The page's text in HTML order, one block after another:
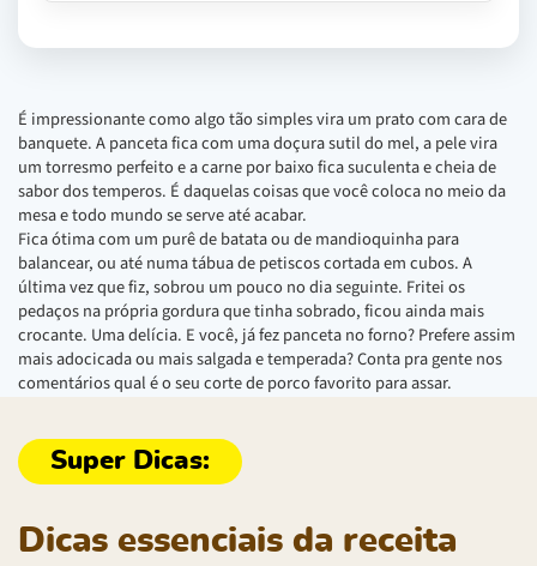
É impressionante como algo tão simples vira um prato com cara de
banquete. A panceta fica com uma doçura sutil do mel, a pele vira
um torresmo perfeito e a carne por baixo fica suculenta e cheia de
sabor dos temperos. É daquelas coisas que você coloca no meio da
mesa e todo mundo se serve até acabar.
Fica ótima com um purê de batata ou de mandioquinha para
balancear, ou até numa tábua de petiscos cortada em cubos. A
última vez que fiz, sobrou um pouco no dia seguinte. Fritei os
pedaços na própria gordura que tinha sobrado, ficou ainda mais
crocante. Uma delícia. E você, já fez panceta no forno? Prefere assim
mais adocicada ou mais salgada e temperada? Conta pra gente nos
comentários qual é o seu corte de porco favorito para assar.
Dicas essenciais da receita